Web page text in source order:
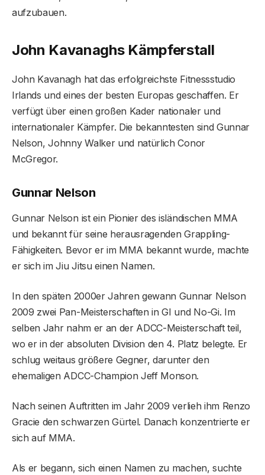
aufzubauen.
John Kavanaghs Kämpferstall
John Kavanagh hat das erfolgreichste Fitnessstudio
Irlands und eines der besten Europas geschaffen. Er
verfügt über einen großen Kader nationaler und
internationaler Kämpfer. Die bekanntesten sind Gunnar
Nelson, Johnny Walker und natürlich Conor
McGregor.
Gunnar Nelson
Gunnar Nelson ist ein Pionier des isländischen MMA
und bekannt für seine herausragenden Grappling-
Fähigkeiten. Bevor er im MMA bekannt wurde, machte
er sich im Jiu Jitsu einen Namen.
In den späten 2000er Jahren gewann Gunnar Nelson
2009 zwei Pan-Meisterschaften in GI und No-Gi. Im
selben Jahr nahm er an der ADCC-Meisterschaft teil,
wo er in der absoluten Division den 4. Platz belegte. Er
schlug weitaus größere Gegner, darunter den
ehemaligen ADCC-Champion Jeff Monson.
Nach seinen Auftritten im Jahr 2009 verlieh ihm Renzo
Gracie den schwarzen Gürtel. Danach konzentrierte er
sich auf MMA.
Als er begann, sich einen Namen zu machen, suchte